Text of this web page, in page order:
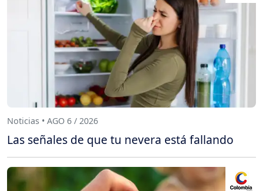
Noticias • AGO 6 / 2026
Las señales de que tu nevera está fallando